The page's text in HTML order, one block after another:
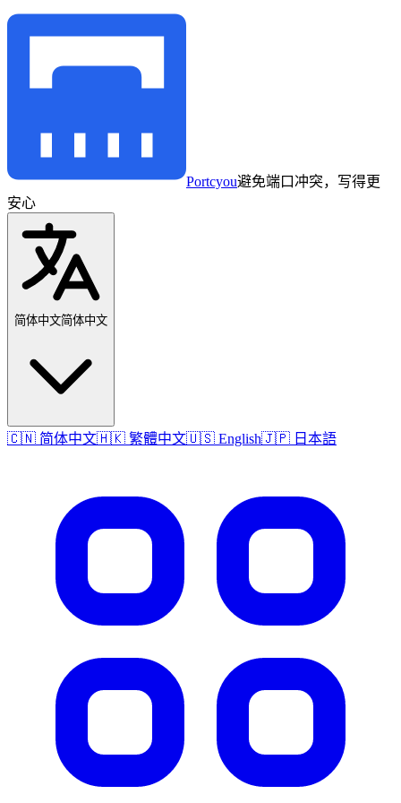
Portcyou避免端口冲突，写得更
安心
简体中文简体中文
🇨🇳 简体中文🇭🇰 繁體中文🇺🇸 English🇯🇵 日本語